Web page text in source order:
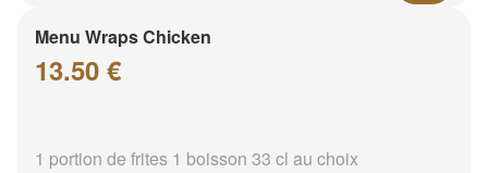
Menu Wraps Chicken
13.50 €
1 portion de frites 1 boisson 33 cl au choix